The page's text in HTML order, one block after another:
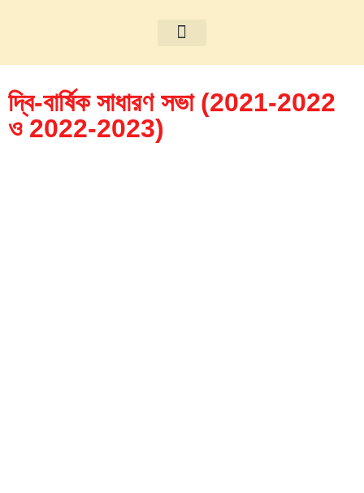
‍দ্বি-বার্ষিক সাধারণ সভা (2021-2022
ও 2022-2023)